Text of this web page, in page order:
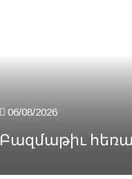
06/08/2026
Բազմաթիւ